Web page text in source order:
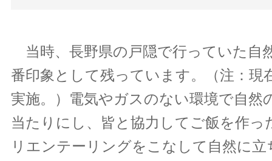
当時、長野県の戸隠で行っていた自
番印象として残っています。（注：現
実施。）電気やガスのない環境で自然
当たりにし、皆と協力してご飯を作っ
リエンテーリングをこなして自然に